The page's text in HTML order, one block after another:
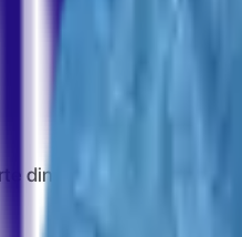
din banii pe care îi